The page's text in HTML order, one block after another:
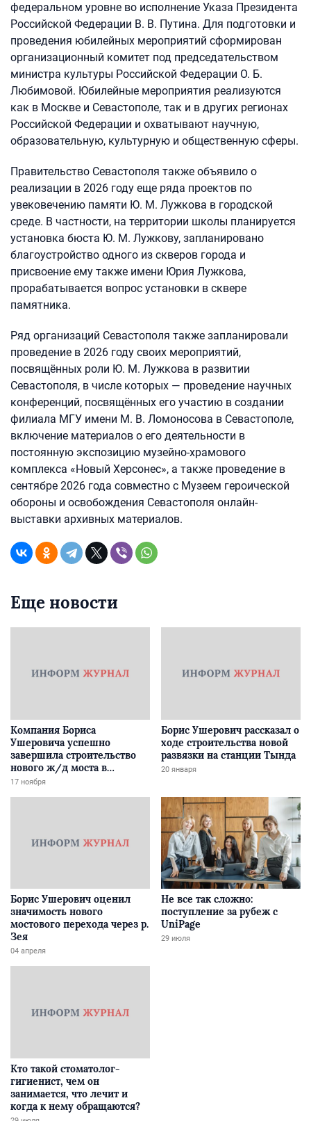
федеральном уровне во исполнение Указа Президента
Российской Федерации В. В. Путина. Для подготовки и
проведения юбилейных мероприятий сформирован
организационный комитет под председательством
министра культуры Российской Федерации О. Б.
Любимовой. Юбилейные мероприятия реализуются
как в Москве и Севастополе, так и в других регионах
Российской Федерации и охватывают научную,
образовательную, культурную и общественную сферы.
Правительство Севастополя также объявило о
реализации в 2026 году еще ряда проектов по
увековечению памяти Ю. М. Лужкова в городской
среде. В частности, на территории школы планируется
установка бюста Ю. М. Лужкову, запланировано
благоустройство одного из скверов города и
присвоение ему также имени Юрия Лужкова,
прорабатывается вопрос установки в сквере
памятника.
Ряд организаций Севастополя также запланировали
проведение в 2026 году своих мероприятий,
посвящённых роли Ю. М. Лужкова в развитии
Севастополя, в числе которых — проведение научных
конференций, посвящённых его участию в создании
филиала МГУ имени М. В. Ломоносова в Севастополе,
включение материалов о его деятельности в
постоянную экспозицию музейно-храмового
комплекса «Новый Херсонес», а также проведение в
сентябре 2026 года совместно с Музеем героической
обороны и освобождения Севастополя онлайн-
выставки архивных материалов.
Еще новости
Компания Бориса
Ушеровича успешно
завершила строительство
нового ж/д моста в
Забайкалье
17 ноября
Борис Ушерович рассказал о
ходе строительства новой
развязки на станции Тында
20 января
Борис Ушерович оценил
значимость нового
мостового перехода через р.
Зея
04 апреля
Не все так сложно:
поступление за рубеж с
UniPage
29 июля
Кто такой стоматолог-
гигиенист, чем он
занимается, что лечит и
когда к нему обращаются?